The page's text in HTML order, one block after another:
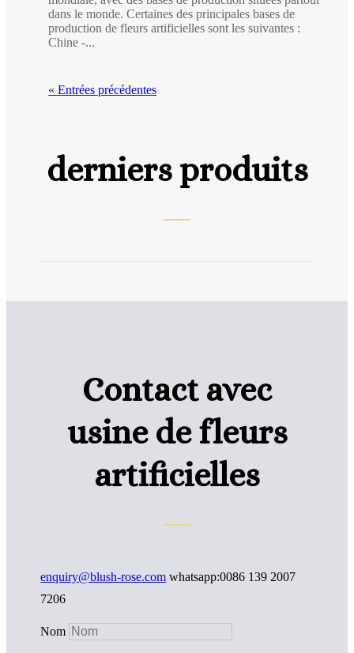
dans le monde. Certaines des principales bases de
production de fleurs artificielles sont les suivantes :
Chine -...
« Entrées précédentes
derniers produits
Contact avec
usine de fleurs
artificielles
enquiry@blush-rose.com whatsapp:0086 139 2007
7206
Nom